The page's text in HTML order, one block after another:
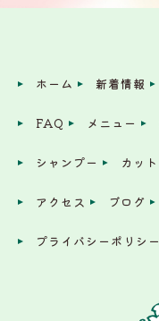
ホーム 新着情報
FAQ メニュー
シャンプー カット
アクセス ブログ
プライバシーポリシー